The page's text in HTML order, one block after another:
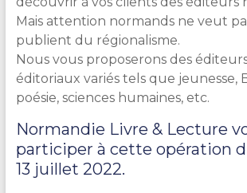
Mais attention normands ne veut
publient du régionalisme.
Nous vous proposerons des
éditoriaux variés tels que jeunesse,
poésie, sciences humaines, etc.
Normandie Livre & Lecture
participer à cette opération
13 juillet 2022.